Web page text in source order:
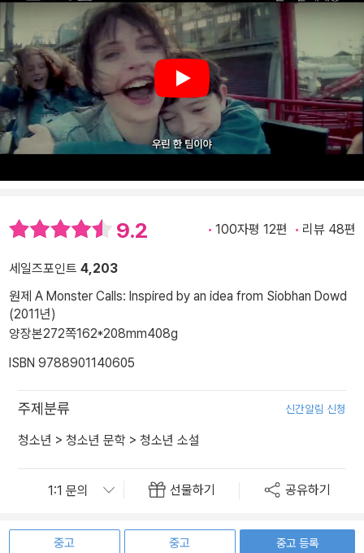
Play
9.2 100자평 12편 리뷰 48편
세일즈포인트 4,203
원제 A Monster Calls: Inspired by an idea from Siobhan Dowd
(2011년)
양장본272쪽162*208mm408g
ISBN 9788901140605
주제분류 신간알림 신청
청소년 > 청소년 문학 > 청소년 소설
선물하기 공유하기
중고
중고
중고 등록